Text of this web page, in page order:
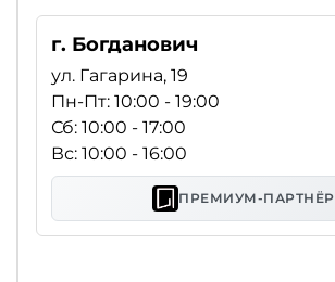
г. Богданович
ул. Гагарина, 19
Пн-Пт: 10:00 - 19:00
Сб: 10:00 - 17:00
Вс: 10:00 - 16:00
ПРЕМИУМ-ПАРТНЁР